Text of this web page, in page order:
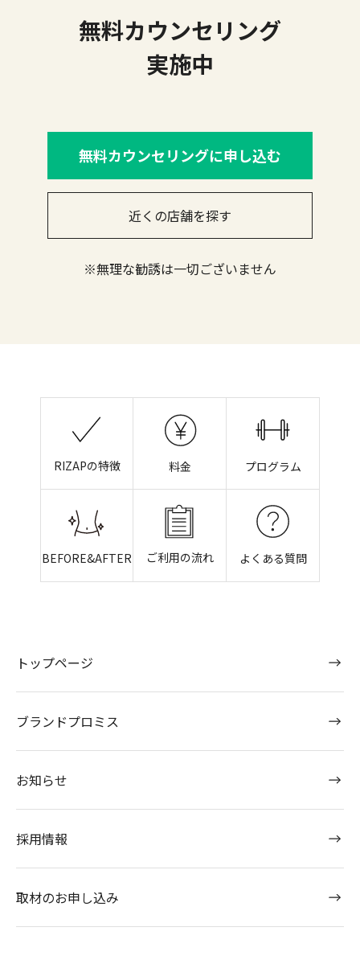
無料カウンセリング
実施中
無料カウンセリングに申し込む
近くの店舗を探す
※無理な勧誘は一切ございません
RIZAPの特徴 料金 プログラム
BEFORE&AFTER ご利用の流れ よくある質問
トップページ
ブランドプロミス
お知らせ
採用情報
取材のお申し込み